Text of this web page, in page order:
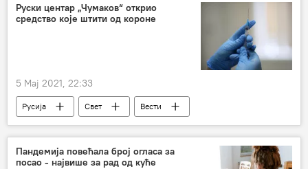
Руски центар „Чумаков“ открио
средство које штити од короне
5 Мај 2021, 22:33
Русија Свет
Вести
Вакцине
Центар "Чумаков"
вирус корона
заштита
Пандемија повећала број огласа за
посао - највише за рад од куће